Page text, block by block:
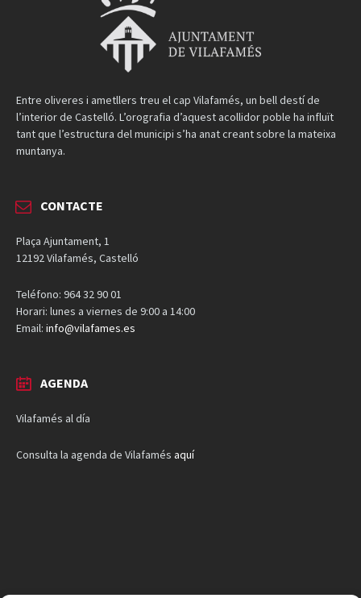
Entre oliveres i ametllers treu el cap Vilafamés, un bell destí de
l’interior de Castelló. L’orografia d’aquest acollidor poble ha influït
tant que l’estructura del municipi s’ha anat creant sobre la mateixa
muntanya.
CONTACTE
Plaça Ajuntament, 1
12192 Vilafamés, Castelló
Teléfono: 964 32 90 01
Horari: lunes a viernes de 9:00 a 14:00
Email: info@vilafames.es
AGENDA
Vilafamés al día
Consulta la agenda de Vilafamés aquí